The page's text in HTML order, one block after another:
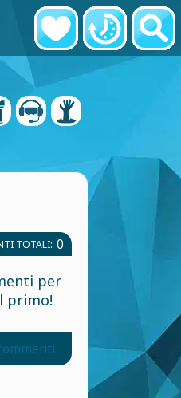
TOTALI: 0
per
primo!